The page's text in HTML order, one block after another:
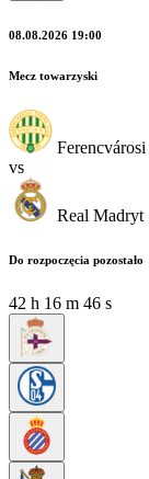
08.08.2026 19:00
Mecz towarzyski
vs
Real Madryt
Do rozpoczęcia pozostało
42 h 16 m 45 s